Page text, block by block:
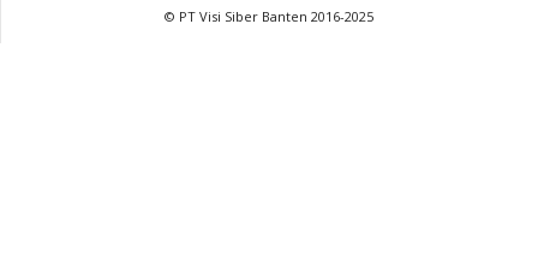
© PT Visi Siber Banten 2016-2025